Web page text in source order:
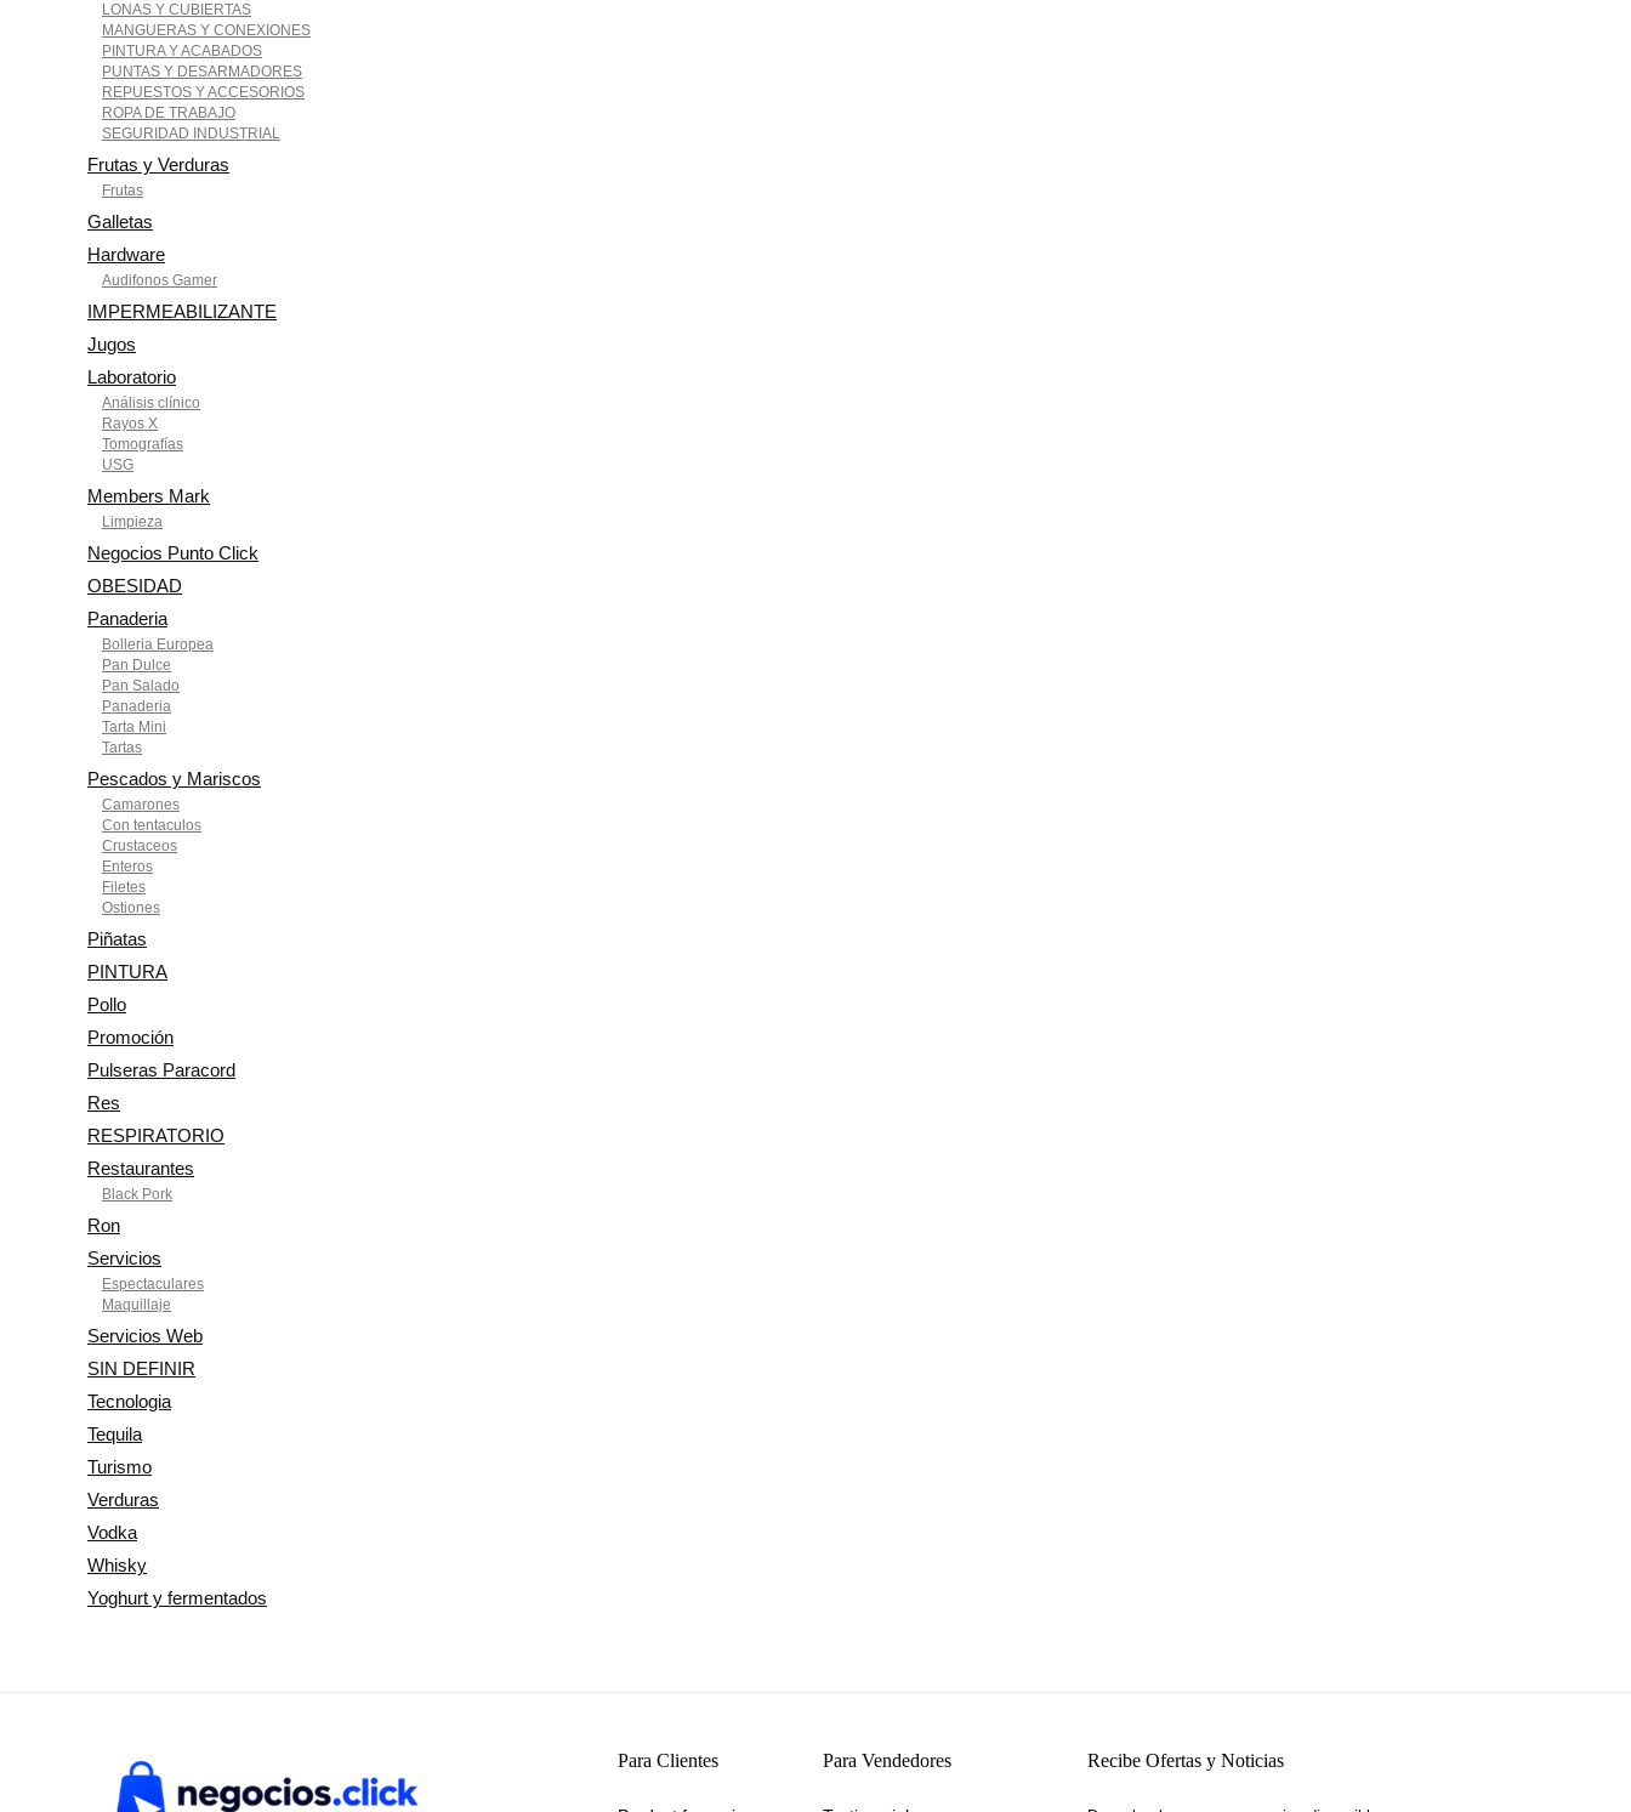
LONAS Y CUBIERTAS
MANGUERAS Y CONEXIONES
PINTURA Y ACABADOS
PUNTAS Y DESARMADORES
REPUESTOS Y ACCESORIOS
ROPA DE TRABAJO
SEGURIDAD INDUSTRIAL
Frutas y Verduras
Frutas
Galletas
Hardware
Audifonos Gamer
IMPERMEABILIZANTE
Jugos
Laboratorio
Análisis clínico
Rayos X
Tomografías
USG
Members Mark
Limpieza
Negocios Punto Click
OBESIDAD
Panaderia
Bolleria Europea
Pan Dulce
Pan Salado
Panaderia
Tarta Mini
Tartas
Pescados y Mariscos
Camarones
Con tentaculos
Crustaceos
Enteros
Filetes
Ostiones
Piñatas
PINTURA
Pollo
Promoción
Pulseras Paracord
Res
RESPIRATORIO
Restaurantes
Black Pork
Ron
Servicios
Espectaculares
Maquillaje
Servicios Web
SIN DEFINIR
Tecnologia
Tequila
Turismo
Verduras
Vodka
Whisky
Yoghurt y fermentados
Para Clientes Para Vendedores Recibe Ofertas y Noticias